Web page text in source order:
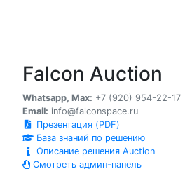
Falcon Auction
Whatsapp, Max: +7 (920) 954-22-17
Email: info@falconspace.ru
Презентация (PDF)
База знаний по решению
Описание решения Auction
Смотреть админ-панель